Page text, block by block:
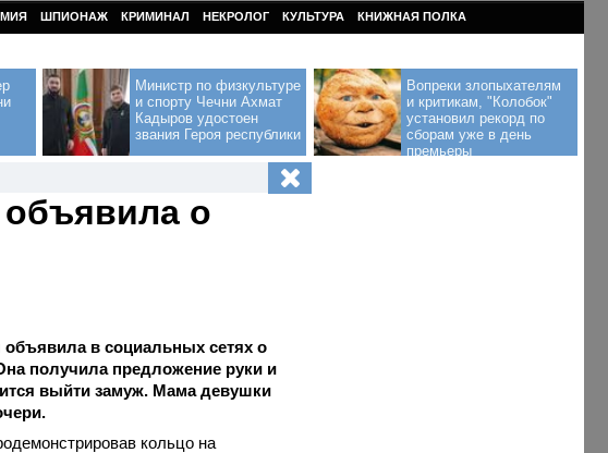
ШПИОНАЖ КРИМИНАЛ НЕКРОЛОГ КУЛЬТУРА КНИЖНАЯ ПОЛКА
Министр по физкультуре
и спорту Чечни Ахмат
Кадыров удостоен
звания Героя республики
Вопреки злопыхателям
и критикам, "Колобок"
установил рекорд по
сборам уже в день
премьеры
о
в социальных сетях о
получила предложение руки и
выйти замуж. Мама девушки
кольцо на